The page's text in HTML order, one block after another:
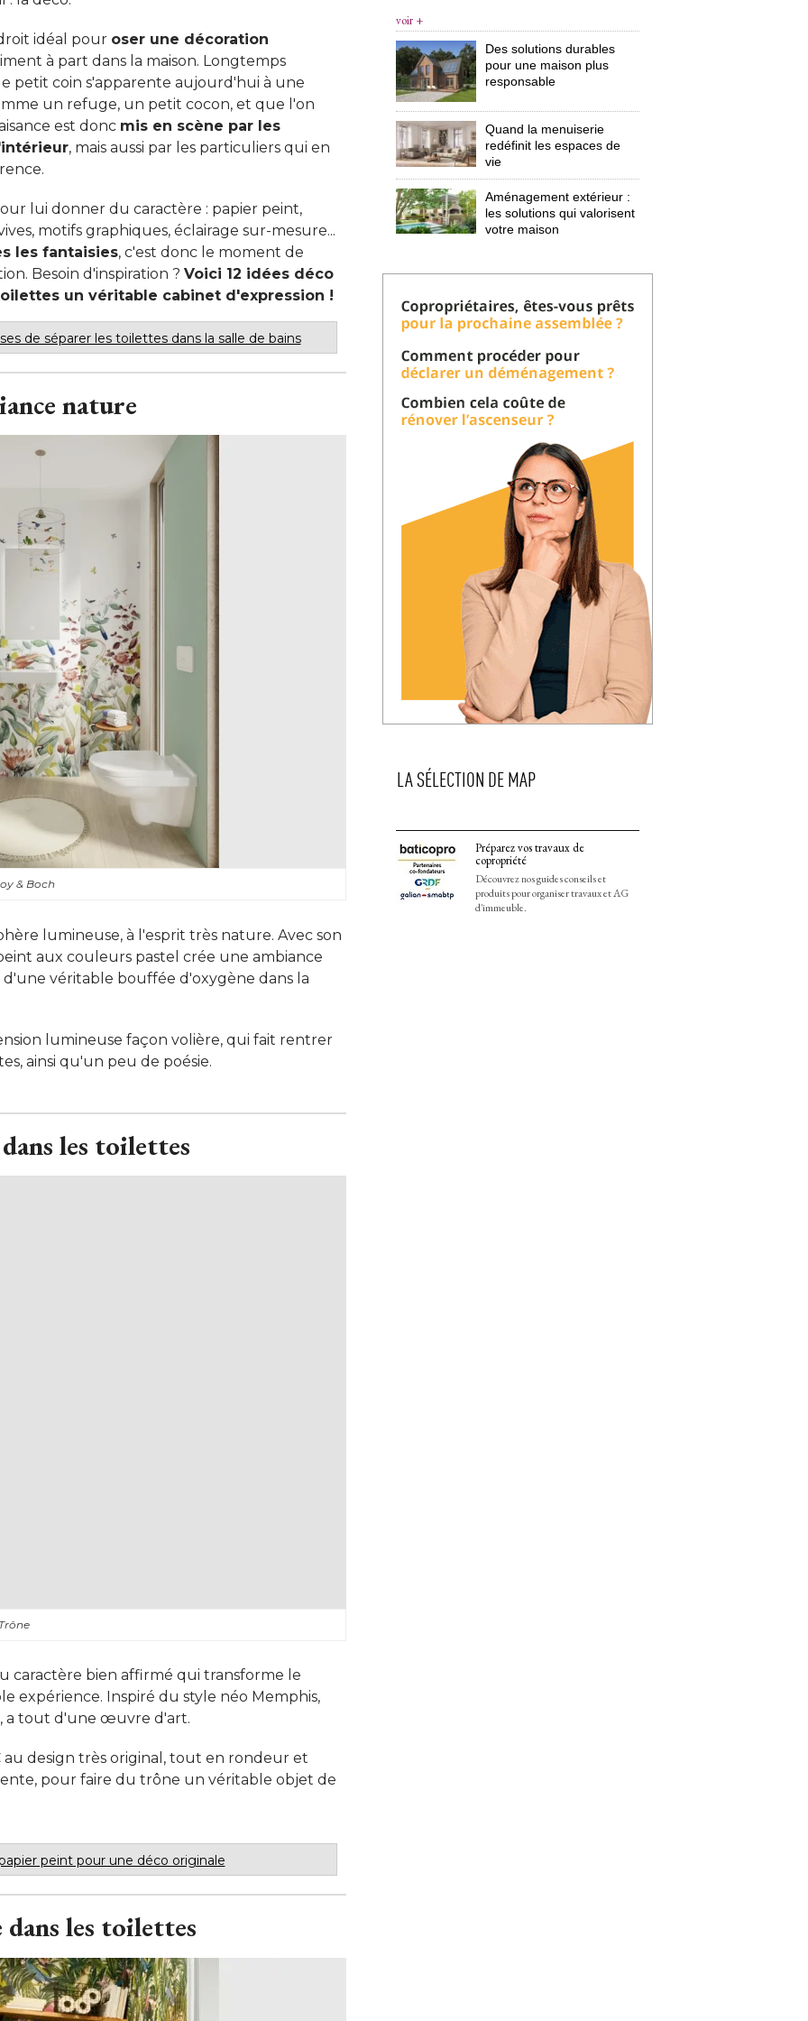
idéal pour oser une décoration
à part dans la maison. Longtemps
petit coin s'apparente aujourd'hui à une
un refuge, un petit cocon, et que l'on
est donc mis en scène par les
, mais aussi par les particuliers qui en
lui donner du caractère : papier peint,
motifs graphiques, éclairage sur-mesure...
les fantaisies, c'est donc le moment de
Besoin d'inspiration ? Voici 12 idées déco
un véritable cabinet d'expression !
de séparer les toilettes dans la salle de bains
nature
& Boch
lumineuse, à l'esprit très nature. Avec son
aux couleurs pastel crée une ambiance
véritable bouffée d'oxygène dans la
lumineuse façon volière, qui fait rentrer
ainsi qu'un peu de poésie.
les toilettes
caractère bien affirmé qui transforme le
expérience. Inspiré du style néo Memphis,
a tout d'une œuvre d'art.
au design très original, tout en rondeur et
pour faire du trône un véritable objet de
peint pour une déco originale
les toilettes
voir +
Des solutions durables
pour une maison plus
responsable
Quand la menuiserie
redéfinit les espaces de
vie
Aménagement extérieur :
les solutions qui valorisent
votre maison
LA SÉLECTION DE MAP
Préparez vos travaux de
copropriété
Découvrez nos guides conseils et
produits pour organiser travaux et AG
d'immeuble.